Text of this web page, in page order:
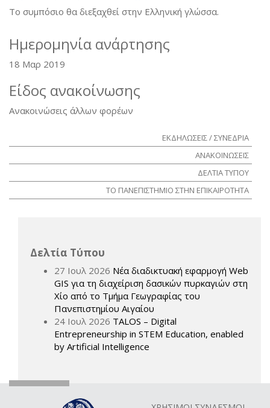
Το συμπόσιο θα διεξαχθεί στην Ελληνική γλώσσα.
Ημερομηνία ανάρτησης
18 Μαρ 2019
Είδος ανακοίνωσης
Ανακοινώσεις άλλων φορέων
ΕΚΔΗΛΩΣΕΙΣ / ΣΥΝΕΔΡΙΑ
ΑΝΑΚΟΙΝΩΣΕΙΣ
ΔΕΛΤΙΑ ΤΥΠΟΥ
ΤΟ ΠΑΝΕΠΙΣΤΗΜΙΟ ΣΤΗΝ ΕΠΙΚΑΙΡΟΤΗΤΑ
Δελτία Τύπου
27 Ιουλ 2026 Νέα διαδικτυακή εφαρμογή Web
GIS για τη διαχείριση δασικών πυρκαγιών στη
Χίο από το Τμήμα Γεωγραφίας του
Πανεπιστημίου Αιγαίου
24 Ιουλ 2026 TALOS – Digital
Entrepreneurship in STEM Education, enabled
by Artificial Intelligence